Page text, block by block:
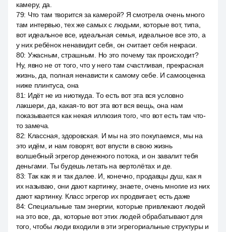
камеру, да.
79: Что там творится за камерой? Я смотрела очень много
там интервью, тех же самых с людьми, которые вот, типа,
вот идеальное все, идеальная семья, идеальное все это, а
у них ребёнок ненавидит себя, он считает себя некраси.
80: Ужасным, страшным. Но это почему так происходит?
Ну, явно не от того, что у него там счастливая, прекрасная
жизнь, да, полная ненависти к самому себе. И самооценка
ниже плинтуса, она
81: Идёт не из ниоткуда. То есть вот эта вся условно
лакшери, да, какая-то вот эта вот вся вещь, она нам
показывается как некая иллюзия того, что вот есть там что-
то замеча.
82: Классная, здоровская. И мы на это покупаемся, мы на
это идём, и нам говорят, вот впусти в свою жизнь
волшебный эгрегор денежного потока, и он завалит тебя
деньгами. Ты будешь летать на вертолётах и де.
83: Так как я и так далее. И, конечно, продавцы душ, как я
их называю, они дают картинку, знаете, очень многие из них
дают картинку. Класс эгрегор их продвигает, есть даже
84: Специальные там энергии, которые привлекают людей
на это все, да, которые вот этих людей обрабатывают для
того, чтобы люди входили в эти эгрегориальные структуры и